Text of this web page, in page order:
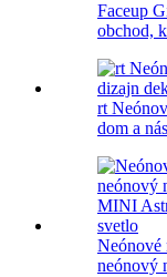
Faceup
obchod,
rt
dom a
Neónové
neónový